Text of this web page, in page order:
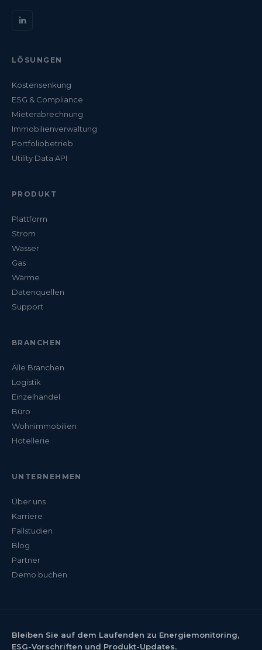
LÖSUNGEN
Kostensenkung
ESG & Compliance
Mieterabrechnung
Immobilienverwaltung
Portfoliobetrieb
Utility Data API
PRODUKT
Plattform
Strom
Wasser
Gas
Wärme
Datenquellen
Support
BRANCHEN
Alle Branchen
Logistik
Einzelhandel
Büro
Wohnimmobilien
Hotellerie
UNTERNEHMEN
Über uns
Karriere
Fallstudien
Blog
Partner
Demo buchen
Bleiben Sie auf dem Laufenden zu Energiemonitoring,
ESG-Vorschriften und Produkt-Updates.